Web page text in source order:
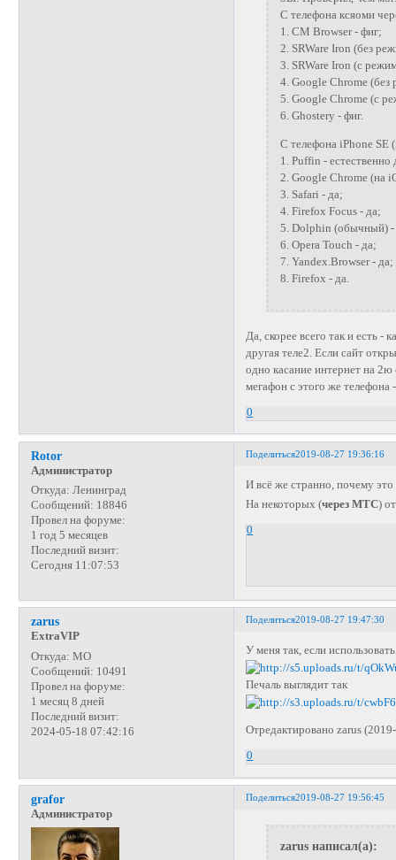
С телефона ксяоми
1. CM Browser - фиг;
2. SRWare Iron (без
3. SRWare Iron (с
4. Google Chrome (без
5. Google Chrome (с
6. Ghostery - фиг.
С телефона iPhone SE
1. Puffin - естественно
2. Google Chrome (на
3. Safari - да;
4. Firefox Focus - да;
5. Dolphin (обычный) -
6. Opera Touch - да;
7. Yandex.Browser - да;
8. Firefox - да.
Да, скорее всего так и есть -
другая теле2. Если сайт
одно касание интернет на
мегафон с этого же телефона
0
Поделиться2019-08-27 19:36:16
Rotor
Администратор
Откуда: Ленинград
Сообщений: 18846
Провел на форуме:
1 год 5 месяцев
Последний визит:
Сегодня 11:07:53
И всё же странно, почему это
На некоторых (через МТС)
0
Поделиться2019-08-27 19:47:30
zarus
ExtraVIP
Откуда: МО
Сообщений: 10491
Провел на форуме:
1 месяц 8 дней
Последний визит:
2024-05-18 07:42:16
У меня так, если
Печаль выглядит так
Отредактировано zarus
0
Поделиться2019-08-27 19:56:45
grafor
Администратор
zarus написал(а):